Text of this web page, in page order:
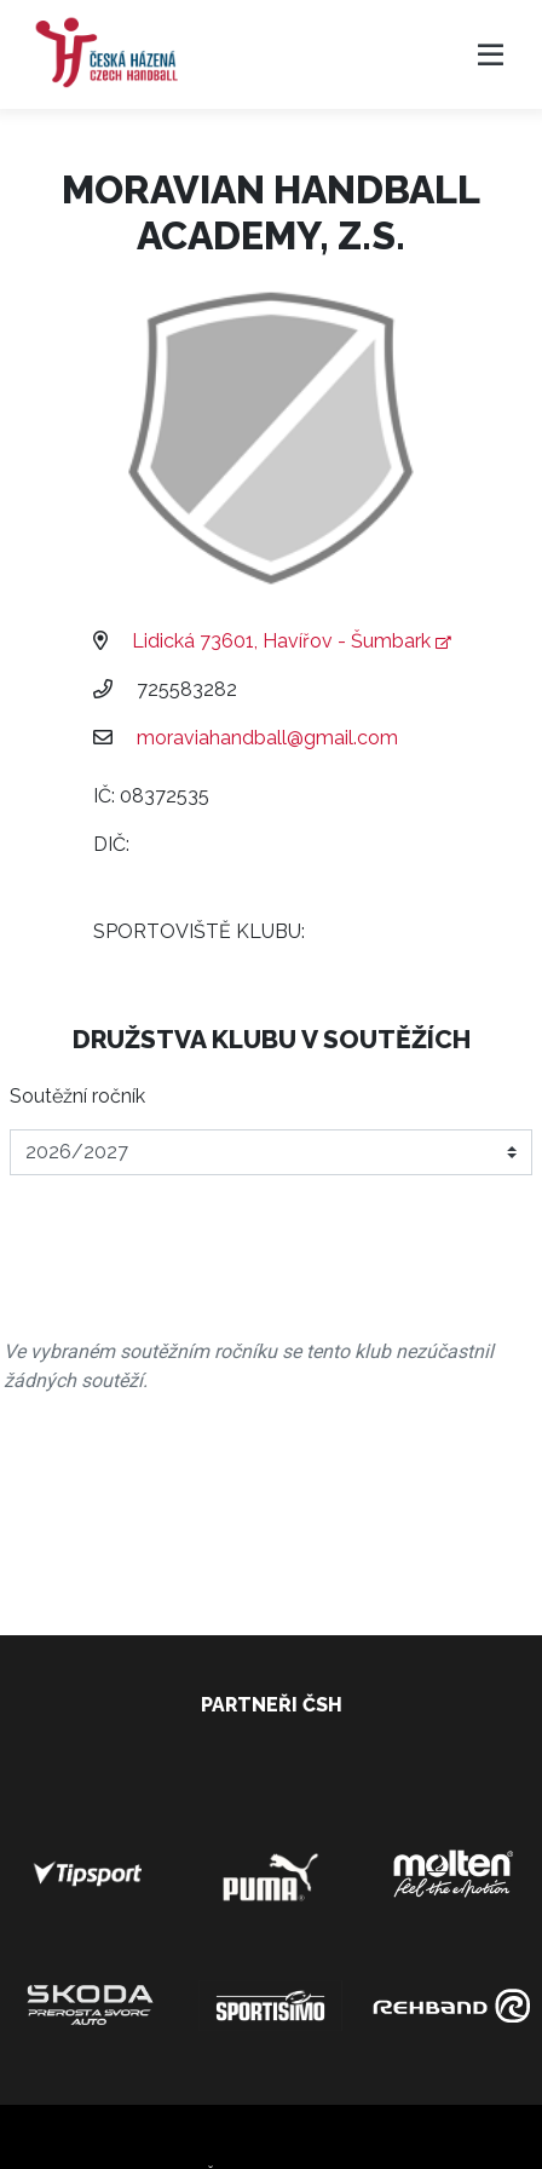
MORAVIAN HANDBALL
ACADEMY, Z.S.
Lidická 73601, Havířov - Šumbark
725583282
moraviahandball@gmail.com
IČ: 08372535
DIČ:
SPORTOVIŠTĚ KLUBU:
DRUŽSTVA KLUBU V SOUTĚŽÍCH
Soutěžní ročník
Ve vybraném soutěžním ročníku se tento klub nezúčastnil
žádných soutěží.
PARTNEŘI ČSH